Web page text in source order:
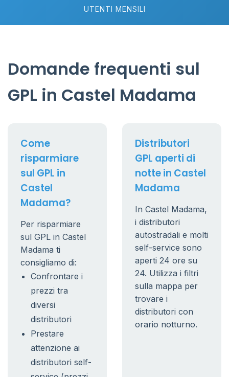
UTENTI MENSILI
Domande frequenti sul
GPL in Castel Madama
Come
risparmiare
sul GPL in
Castel
Madama?
Per risparmiare
sul GPL in Castel
Madama ti
consigliamo di:
Confrontare i
prezzi tra
diversi
distributori
Prestare
attenzione ai
distributori self-
Distributori
GPL aperti di
notte in Castel
Madama
In Castel Madama,
i distributori
autostradali e molti
self-service sono
aperti 24 ore su
24. Utilizza i filtri
sulla mappa per
trovare i
distributori con
orario notturno.